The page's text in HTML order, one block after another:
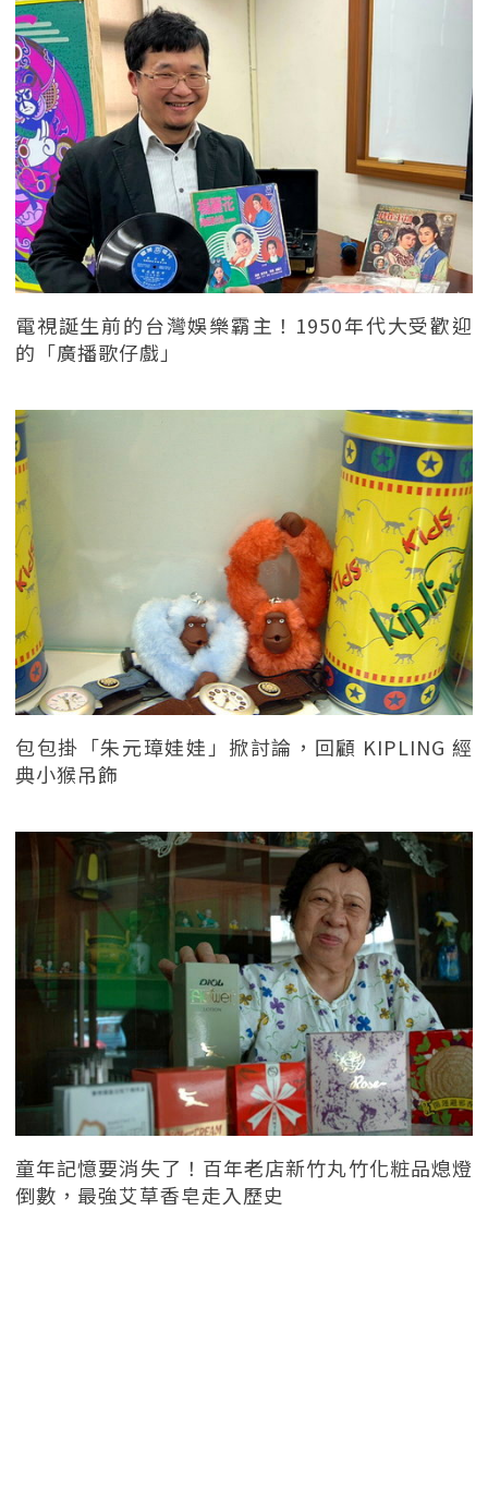
電視誕生前的台灣娛樂霸主！1950年代大受歡迎
的「廣播歌仔戲」
包包掛「朱元璋娃娃」掀討論，回顧 KIPLING 經
典小猴吊飾
童年記憶要消失了！百年老店新竹丸竹化粧品熄燈
倒數，最強艾草香皂走入歷史